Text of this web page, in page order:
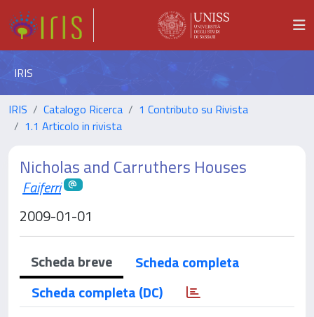
IRIS
IRIS Catalogo Ricerca
1 Contributo su Rivista
1.1 Articolo in rivista
Nicholas and Carruthers Houses
Faiferri
2009-01-01
Scheda breve
Scheda completa
Scheda completa (DC)